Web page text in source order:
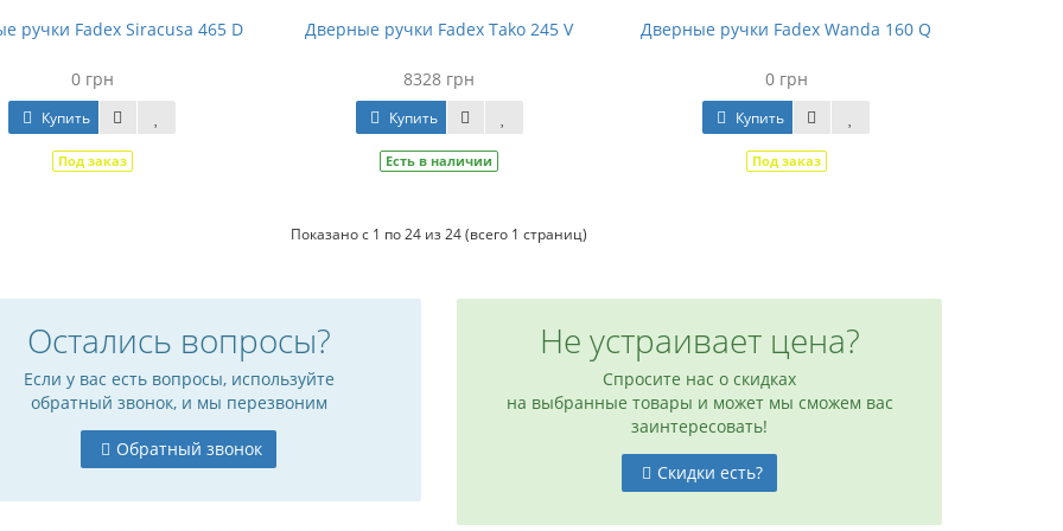
ручки Fadex Siracusa 465 D
0 грн
Купить
Под заказ
Дверные ручки Fadex Tako 245 V
8328 грн
Купить
Есть в наличии
Дверные ручки Fadex Wanda 160 Q
0 грн
Купить
Под заказ
Показано с 1 по 24 из 24 (всего 1 страниц)
Остались вопросы?
Если у вас есть вопросы, используйте
обратный звонок, и мы перезвоним
Обратный звонок
Не устраивает цена?
Спросите нас о скидках
на выбранные товары и может мы сможем вас
заинтересовать!
Скидки есть?